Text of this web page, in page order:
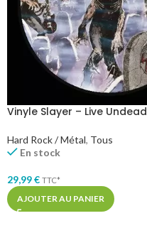
Vinyle Slayer – Live Undead
Hard Rock / Métal, Tous
En stock
29,99€ TTC*
AJOUTER AU PANIER